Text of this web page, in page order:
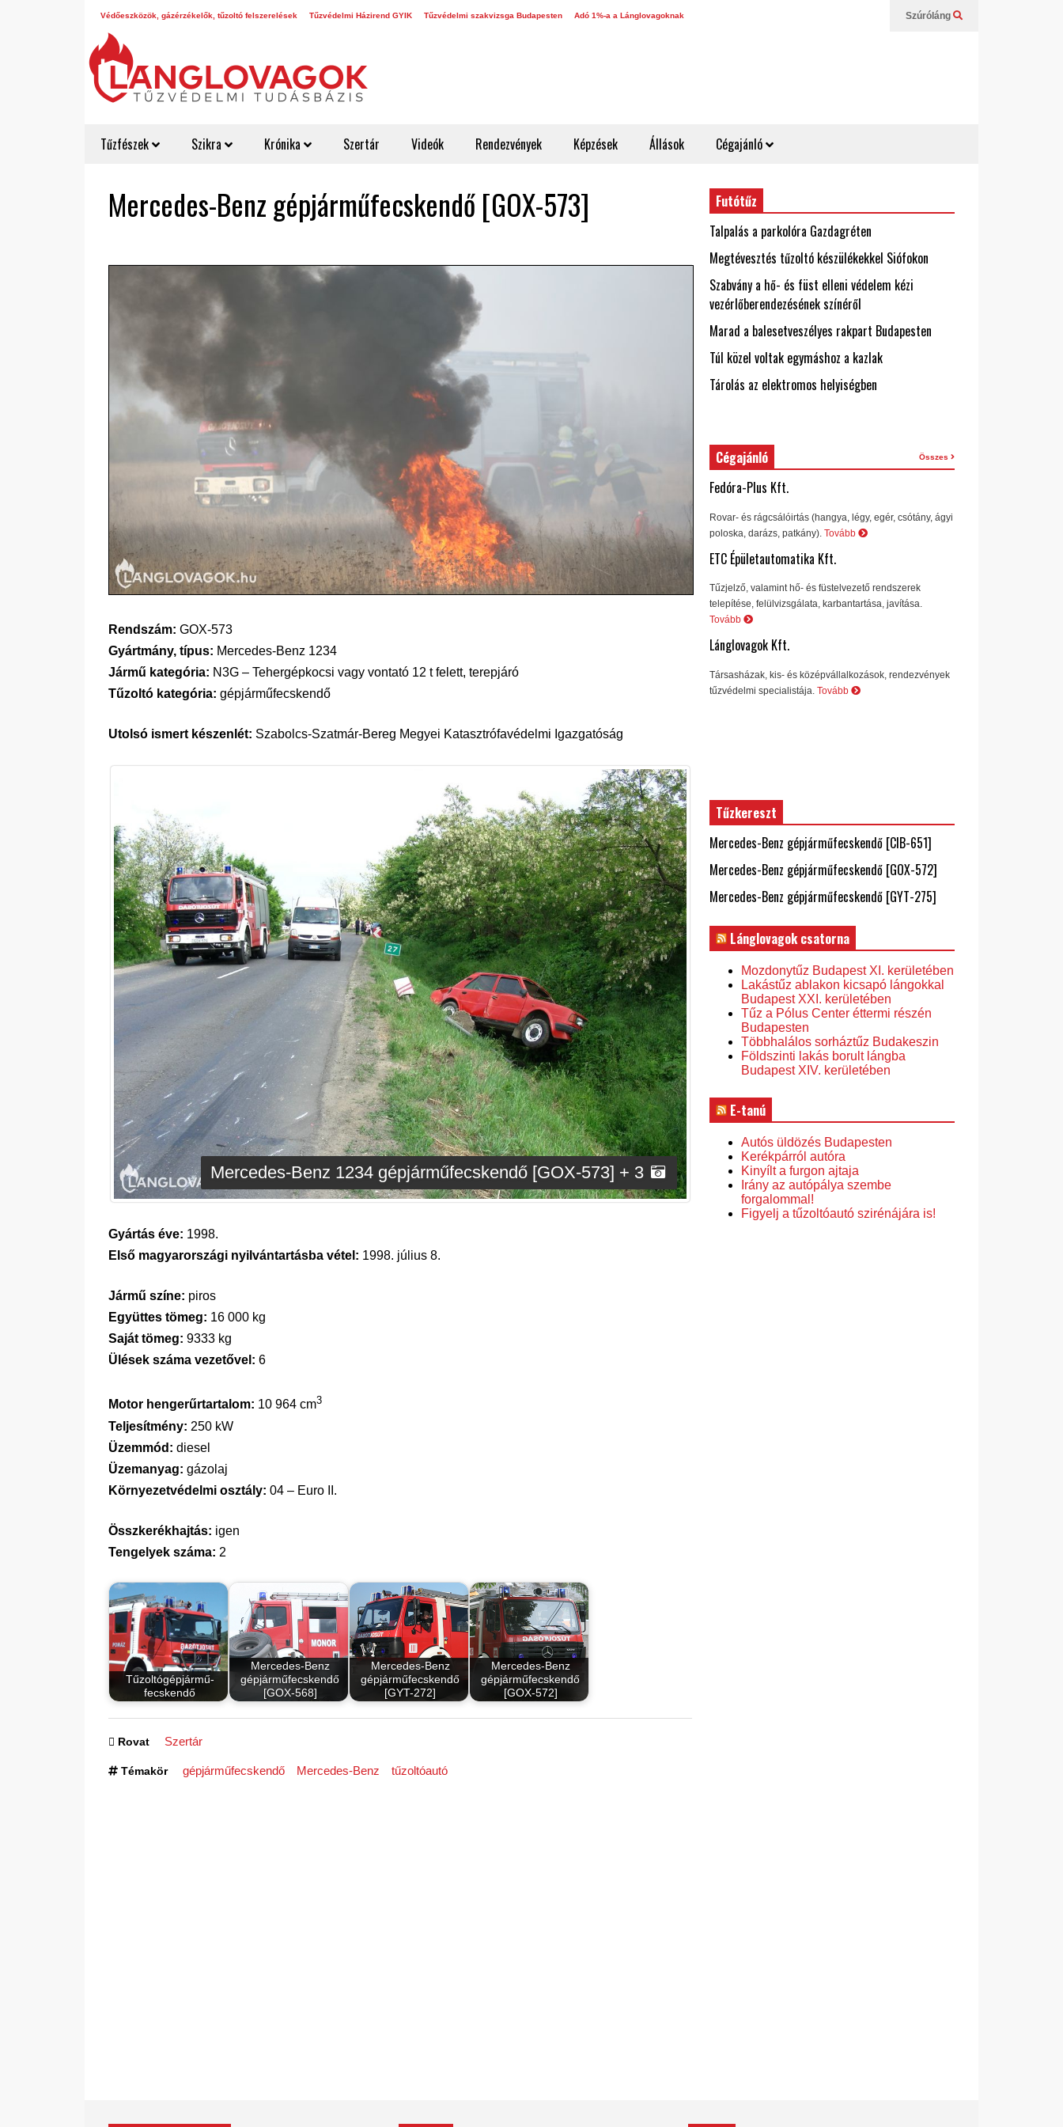
Védőeszközök, gázérzékelők, tűzoltó felszerelések Tűzvédelmi Házirend GYIK Tűzvédelmi szakvizsga Budapesten Adó 1%-a a Lánglovagoknak Szúróláng
Tűzfészek Szikra Krónika Szertár Videók Rendezvények Képzések Állások Cégajánló
Mercedes-Benz gépjárműfecskendő [GOX-573]
Rendszám: GOX-573
Gyártmány, típus: Mercedes-Benz 1234
Jármű kategória: N3G – Tehergépkocsi vagy vontató 12 t felett, terepjáró
Tűzoltó kategória: gépjárműfecskendő
Utolsó ismert készenlét: Szabolcs-Szatmár-Bereg Megyei Katasztrófavédelmi Igazgatóság
Mercedes-Benz 1234 gépjárműfecskendő [GOX-573] + 3
Gyártás éve: 1998.
Első magyarországi nyilvántartásba vétel: 1998. július 8.
Jármű színe: piros
Együttes tömeg: 16 000 kg
Saját tömeg: 9333 kg
Ülések száma vezetővel: 6
Motor hengerűrtartalom: 10 964 cm3
Teljesítmény: 250 kW
Üzemmód: diesel
Üzemanyag: gázolaj
Környezetvédelmi osztály: 04 – Euro II.
Összkerékhajtás: igen
Tengelyek száma: 2
Tűzoltógépjármű-
fecskendő
Mercedes-Benz
gépjárműfecskendő
[GOX-568]
Mercedes-Benz
gépjárműfecskendő
[GYT-272]
Mercedes-Benz
gépjárműfecskendő
[GOX-572]
Rovat Szertár
Témakör gépjárműfecskendő Mercedes-Benz tűzoltóautó
Futótűz
Talpalás a parkolóra Gazdagréten
Megtévesztés tűzoltó készülékekkel Siófokon
Szabvány a hő- és füst elleni védelem kézi
vezérlőberendezésének színéről
Marad a balesetveszélyes rakpart Budapesten
Túl közel voltak egymáshoz a kazlak
Tárolás az elektromos helyiségben
Cégajánló Összes
Fedóra-Plus Kft.
Rovar- és rágcsálóirtás (hangya, légy, egér, csótány, ágyi
poloska, darázs, patkány). Tovább
ETC Épületautomatika Kft.
Tűzjelző, valamint hő- és füstelvezető rendszerek
telepítése, felülvizsgálata, karbantartása, javítása.
Tovább
Lánglovagok Kft.
Társasházak, kis- és középvállalkozások, rendezvények
tűzvédelmi specialistája. Tovább
Tűzkereszt
Mercedes-Benz gépjárműfecskendő [CIB-651]
Mercedes-Benz gépjárműfecskendő [GOX-572]
Mercedes-Benz gépjárműfecskendő [GYT-275]
Lánglovagok csatorna
Mozdonytűz Budapest XI. kerületében
Lakástűz ablakon kicsapó lángokkal
Budapest XXI. kerületében
Tűz a Pólus Center éttermi részén
Budapesten
Többhalálos sorháztűz Budakeszin
Földszinti lakás borult lángba
Budapest XIV. kerületében
E-tanú
Autós üldözés Budapesten
Kerékpárról autóra
Kinyílt a furgon ajtaja
Irány az autópálya szembe
forgalommal!
Figyelj a tűzoltóautó szirénájára is!